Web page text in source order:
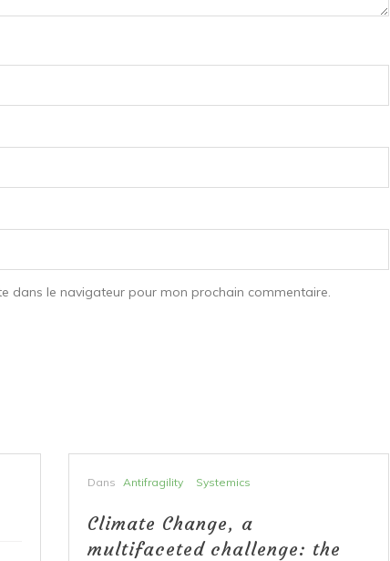
dans le navigateur pour mon prochain commentaire.
Dans Antifragility Systemics
Climate Change, a
multifaceted challenge: the